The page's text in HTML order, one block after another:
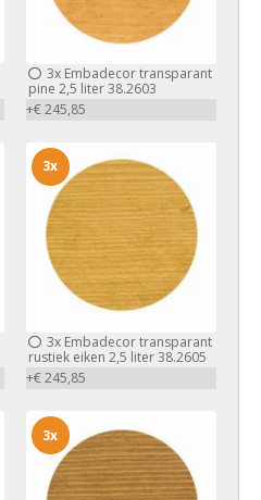
3xEmbadecor transparant
pine 2,5 liter 38.2603
+€ 245,85
3xEmbadecor transparant
rustiek eiken 2,5 liter 38.2605
+€ 245,85
3x
3x